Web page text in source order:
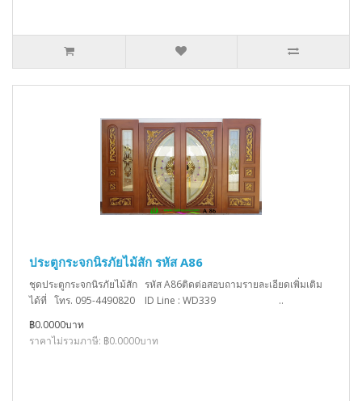
ประตูกระจกนิรภัยไม้สัก รหัส A86
ชุดประตูกระจกนิรภัยไม้สัก รหัส A86ติดต่อสอบถามรายละเอียดเพิ่มเติม
ได้ที่ โทร. 095-4490820 ID Line : WD339 ..
฿0.0000บาท
ราคาไม่รวมภาษี: ฿0.0000บาท